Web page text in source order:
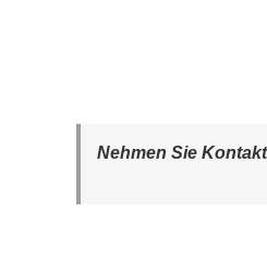
Nehmen Sie